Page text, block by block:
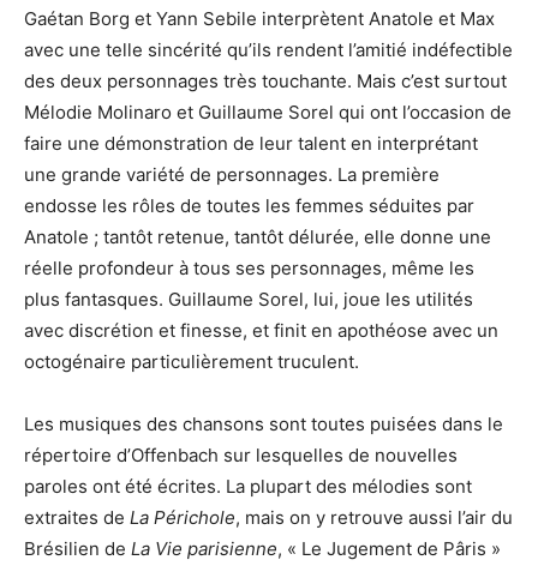
Gaétan Borg et Yann Sebile interprètent Anatole et Max
avec une telle sincérité qu’ils rendent l’amitié indéfectible
des deux personnages très touchante. Mais c’est surtout
Mélodie Molinaro et Guillaume Sorel qui ont l’occasion de
faire une démonstration de leur talent en interprétant
une grande variété de personnages. La première
endosse les rôles de toutes les femmes séduites par
Anatole ; tantôt retenue, tantôt délurée, elle donne une
réelle profondeur à tous ses personnages, même les
plus fantasques. Guillaume Sorel, lui, joue les utilités
avec discrétion et finesse, et finit en apothéose avec un
octogénaire particulièrement truculent.
Les musiques des chansons sont toutes puisées dans le
répertoire d’Offenbach sur lesquelles de nouvelles
paroles ont été écrites. La plupart des mélodies sont
extraites de La Périchole, mais on y retrouve aussi l’air du
Brésilien de La Vie parisienne, « Le Jugement de Pâris »